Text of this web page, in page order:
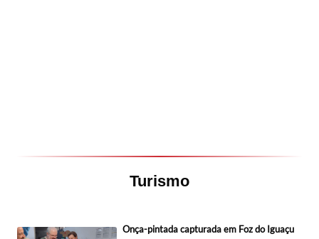
Turismo
Onça-pintada capturada em Foz do Iguaçu